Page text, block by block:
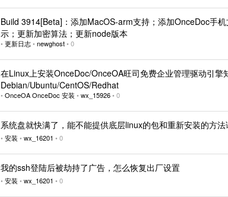
Build 3914[Beta]：添加MacOS-arm支持；添加OnceDoc手
示；更新加密算法；更新node版本
• 更新日志• newghost• 0
在Linux上安装OnceDoc/OnceOA旺司免费企业管理驱动引擎
Debian/Ubuntu/CentOS/Redhat
• OnceOAOnceDoc 安装 • wx_15926• 0
系统盘就快满了，能不能提供底层linux的包和重新安装的方法
• 安装 • wx_16201 • 0
我的ssh登陆后被劫持了广告，怎么恢复出厂设置
• 安装 • wx_16201 • 0